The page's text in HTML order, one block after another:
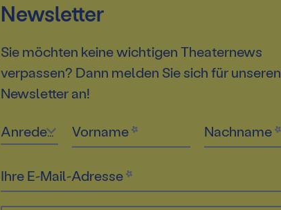
Newsletter
Sie möchten keine wichtigen Theaternews
verpassen? Dann melden Sie sich für unseren
Newsletter an!
Anrede Vorname Nachname
Ihre E-Mail-Adresse